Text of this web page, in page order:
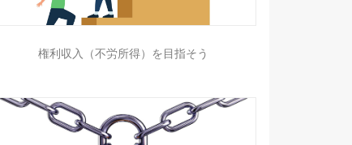
権利収入（不労所得）を目指そう